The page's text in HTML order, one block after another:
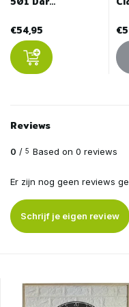
€54,95
Reviews
0 / 5 Based on 0 reviews
Er zijn nog geen reviews
Schrijf je eigen review